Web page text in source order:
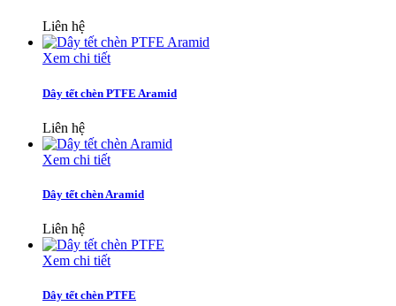
Liên hệ
Xem chi tiết
Dây tết chèn PTFE Aramid
Liên hệ
Xem chi tiết
Dây tết chèn Aramid
Liên hệ
Xem chi tiết
Dây tết chèn PTFE